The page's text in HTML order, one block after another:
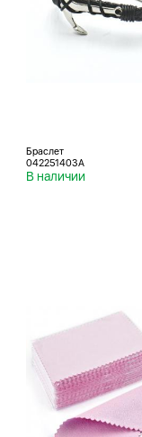
Браслет
042251403A
В наличии